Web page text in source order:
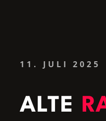
11. JULI 2025
ALTE